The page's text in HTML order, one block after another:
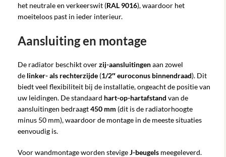
het neutrale en verkeerswit (RAL 9016), waardoor het
moeiteloos past in ieder interieur.
Aansluiting en montage
De radiator beschikt overzij-aansluitingenaan zowel
de linker- als rechterzijde (1/2″ euroconus binnendraad). Dit
biedt veel flexibiliteit bij de installatie, ongeacht de positie van
uw leidingen. De standaard hart-op-hartafstand van de
aansluitingen bedraagt450 mm (dit is de radiatorhoogte
minus 50 mm), waardoor de montage in de meeste situaties
eenvoudig is.
Voor wandmontage worden stevigeJ-beugels meegeleverd.